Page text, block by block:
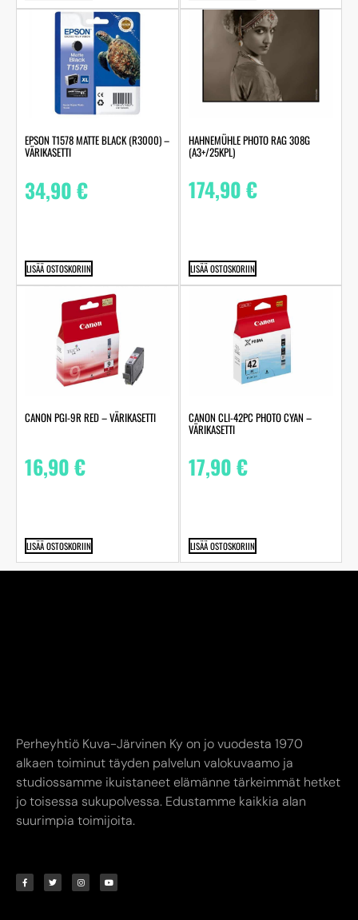
EPSON T1578 MATTE BLACK (R3000) –
VÄRIKASETTI
34,90€
LISÄÄ OSTOSKORIIN
HAHNEMÜHLE PHOTO RAG 308G
(A3+/25KPL)
174,90€
LISÄÄ OSTOSKORIIN
CANON PGI-9R RED – VÄRIKASETTI
16,90€
LISÄÄ OSTOSKORIIN
CANON CLI-42PC PHOTO CYAN –
VÄRIKASETTI
17,90€
LISÄÄ OSTOSKORIIN
Kuva-Järvinen KY
Annankatu